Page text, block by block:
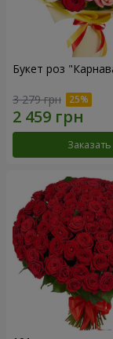
Букет роз
3 279 грн
Заказать